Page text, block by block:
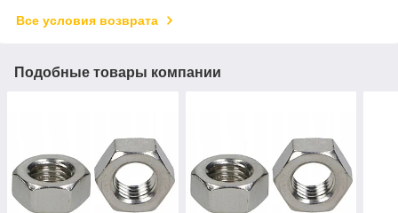
Все условия возврата
Подобные товары компании